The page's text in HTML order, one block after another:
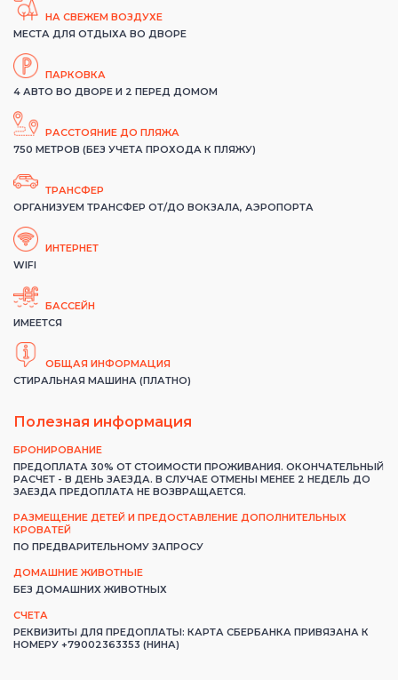
НА СВЕЖЕМ ВОЗДУХЕ
МЕСТА ДЛЯ ОТДЫХА ВО ДВОРЕ
ПАРКОВКА
4 АВТО ВО ДВОРЕ И 2 ПЕРЕД ДОМОМ
РАССТОЯНИЕ ДО ПЛЯЖА
750 МЕТРОВ (БЕЗ УЧЕТА ПРОХОДА К ПЛЯЖУ)
ТРАНСФЕР
ОРГАНИЗУЕМ ТРАНСФЕР ОТ/ДО ВОКЗАЛА, АЭРОПОРТА
ИНТЕРНЕТ
WIFI
БАССЕЙН
ИМЕЕТСЯ
ОБЩАЯ ИНФОРМАЦИЯ
CТИРАЛЬНАЯ МАШИНА (ПЛАТНО)
Полезная информация
БРОНИРОВАНИЕ
ПРЕДОПЛАТА 30% ОТ СТОИМОСТИ ПРОЖИВАНИЯ. ОКОНЧАТЕЛЬНЫЙ
РАСЧЕТ - В ДЕНЬ ЗАЕЗДА. В СЛУЧАЕ ОТМЕНЫ МЕНЕЕ 2 НЕДЕЛЬ ДО
ЗАЕЗДА ПРЕДОПЛАТА НЕ ВОЗВРАЩАЕТСЯ.
РАЗМЕЩЕНИЕ ДЕТЕЙ И ПРЕДОСТАВЛЕНИЕ ДОПОЛНИТЕЛЬНЫХ
КРОВАТЕЙ
ПО ПРЕДВАРИТЕЛЬНОМУ ЗАПРОСУ
ДОМАШНИЕ ЖИВОТНЫЕ
БЕЗ ДОМАШНИХ ЖИВОТНЫХ
СЧЕТА
РЕКВИЗИТЫ ДЛЯ ПРЕДОПЛАТЫ: КАРТА СБЕРБАНКА ПРИВЯЗАНА К
НОМЕРУ +79002363353 (НИНА)